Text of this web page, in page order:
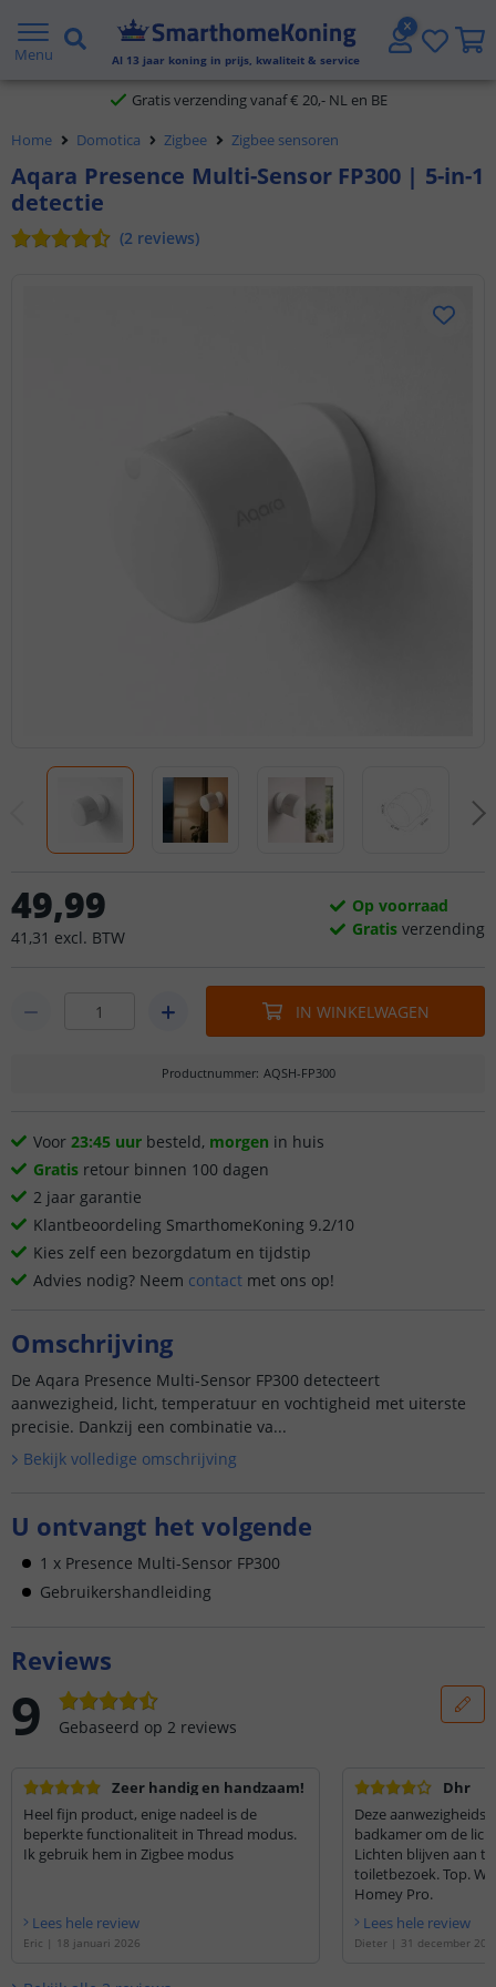
Menu Al 13 jaar koning in prijs, kwaliteit & service
2 jaar garantie
Gratis verzending vanaf € 20,- NL en BE
Klantbeoordeling 9.1
Home Domotica Zigbee Zigbee sensoren
Aqara Presence Multi-Sensor FP300 | 5-in-1
detectie
(2 reviews)
49,99
41 ,31 excl. BTW
Op voorraad
Gratis verzending
IN WINKELWAGEN
Productnummer: AQSH-FP300
Voor 23:45 uur besteld, morgen in huis
Gratis retour binnen 100 dagen
2 jaar garantie
Klantbeoordeling SmarthomeKoning 9.2/10
Kies zelf een bezorgdatum en tijdstip
Advies nodig? Neem contact met ons op!
Omschrijving
De Aqara Presence Multi-Sensor FP300 detecteert
aanwezigheid, licht, temperatuur en vochtigheid met uiterste
precisie. Dankzij een combinatie va...
Bekijk volledige omschrijving
U ontvangt het volgende
1 x Presence Multi-Sensor FP300
Gebruikershandleiding
Reviews
9 Gebaseerd op 2 reviews
Zeer handig en handzaam!
Heel fijn product, enige nadeel is de
beperkte functionaliteit in Thread modus.
Ik gebruik hem in Zigbee modus
Lees hele review
Eric | 18 januari 2026
Dhr
Deze
badkamer om de
Lichten blijven aan
toiletbezoek. Top.
Homey Pro.
Lees hele review
Dieter| 31 december